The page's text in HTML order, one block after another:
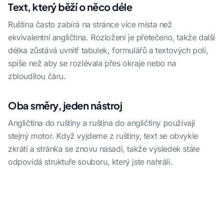
Text, který běží o něco déle
Ruština často zabírá na stránce více místa než
ekvivalentní angličtina. Rozložení je přetečeno, takže další
délka zůstává uvnitř tabulek, formulářů a textových polí,
spíše než aby se rozlévala přes okraje nebo na
zbloudilou čáru.
Oba směry, jeden nástroj
Angličtina do ruštiny a ruština do angličtiny používají
stejný motor. Když vyjdeme z ruštiny, text se obvykle
zkrátí a stránka se znovu nasadí, takže výsledek stále
odpovídá struktuře souboru, který jste nahráli.